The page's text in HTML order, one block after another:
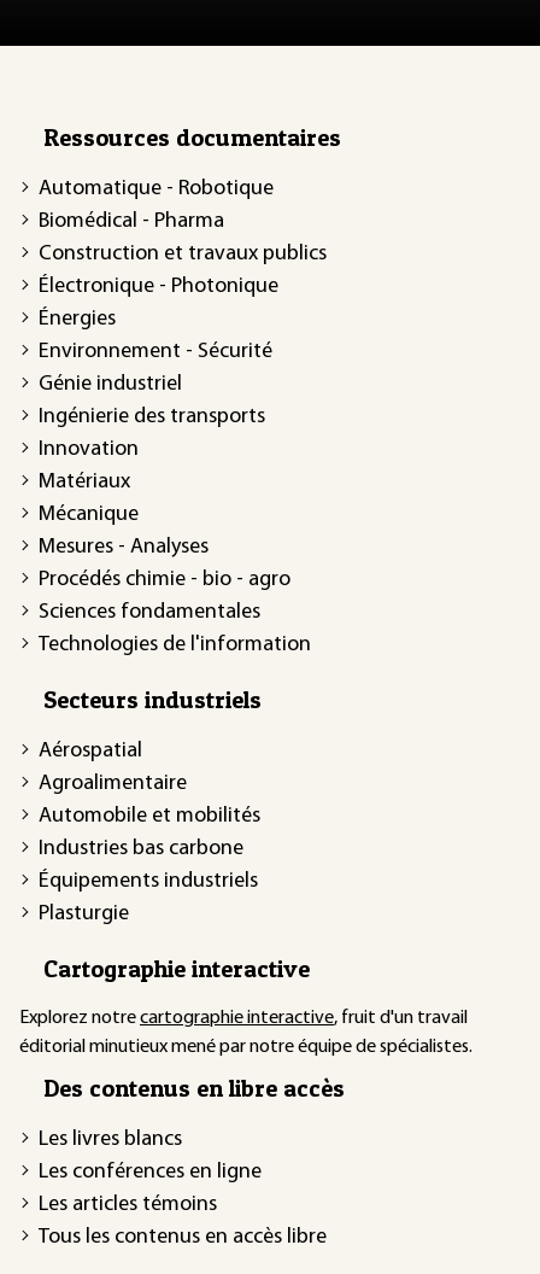
Ressources documentaires
Automatique - Robotique
Biomédical - Pharma
Construction et travaux publics
Électronique - Photonique
Énergies
Environnement - Sécurité
Génie industriel
Ingénierie des transports
Innovation
Matériaux
Mécanique
Mesures - Analyses
Procédés chimie - bio - agro
Sciences fondamentales
Technologies de l'information
Secteurs industriels
Aérospatial
Agroalimentaire
Automobile et mobilités
Industries bas carbone
Équipements industriels
Plasturgie
Cartographie interactive
Explorez notrecartographie interactive, fruit d'un travail
éditorial minutieux mené par notre équipe de spécialistes.
Des contenus en libre accès
Les livres blancs
Les conférences en ligne
Les articles témoins
Tous les contenus en accès libre